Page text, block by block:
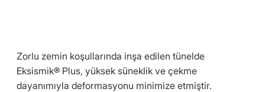
Zorlu zemin koşullarında inşa edilen tünelde
Eksismik® Plus, yüksek süneklik ve çekme
dayanımıyla deformasyonu minimize etmiştir.